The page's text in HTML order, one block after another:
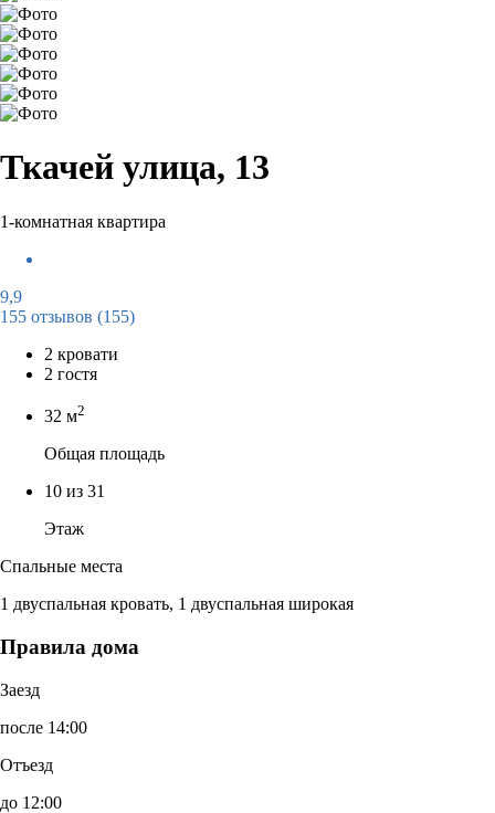
Ткачей улица, 13
1-комнатная квартира
9,9
155 отзывов (155)
2 кровати
2 гостя
32 м2
Общая площадь
10 из 31
Этаж
Спальные места
1 двуспальная кровать, 1 двуспальная широкая
Правила дома
Заезд
после 14:00
Отъезд
до 12:00